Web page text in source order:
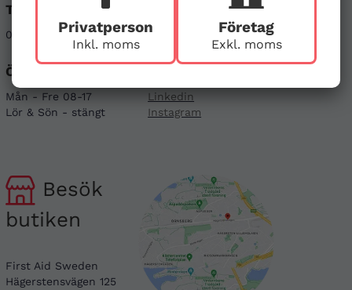
Privatperson
Inkl. moms
Företag
Exkl. moms
Telefon
08-121 464 90 info@firstaid.se
Öppettider
Mån - Fre 08-17
Lör & Sön - stängt
Linkedin
Instagram
Besök
butiken
First Aid Sweden
Hägerstensvägen 125